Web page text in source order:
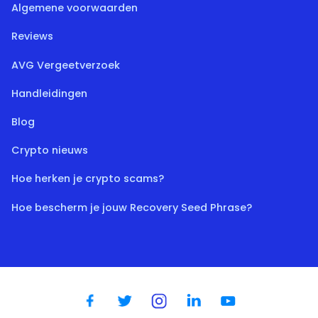
Algemene voorwaarden
Reviews
AVG Vergeetverzoek
Handleidingen
Blog
Crypto nieuws
Hoe herken je crypto scams?
Hoe bescherm je jouw Recovery Seed Phrase?